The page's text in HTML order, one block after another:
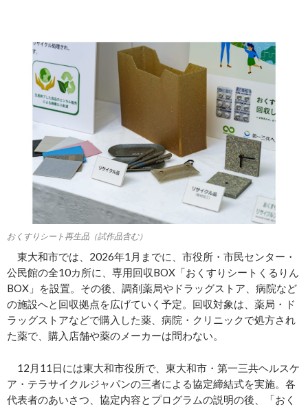
おくすりシート再生品（試作品含む）
東大和市では、2026年1月までに、市役所・市民センター・
公民館の全10カ所に、専用回収BOX「おくすりシートくるりん
BOX」を設置。その後、調剤薬局やドラッグストア、病院など
の施設へと回収拠点を広げていく予定。回収対象は、薬局・ド
ラッグストアなどで購入した薬、病院・クリニックで処方され
た薬で、購入店舗や薬のメーカーは問わない。
12月11日には東大和市役所で、東大和市・第一三共ヘルスケ
ア・テラサイクルジャパンの三者による協定締結式を実施。各
代表者のあいさつ、協定内容とプログラムの説明の後、「おく